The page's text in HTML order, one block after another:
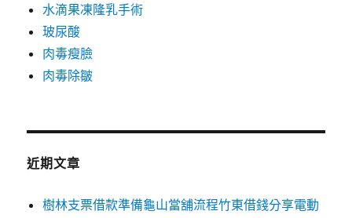
水滴果凍隆乳手術
玻尿酸
肉毒瘦臉
肉毒除皺
近期文章
樹林支票借款準備龜山當舖流程竹東借錢分享電動